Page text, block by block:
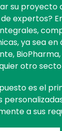
su proyecto
expertos?
ya sea
otro
es el
a sus